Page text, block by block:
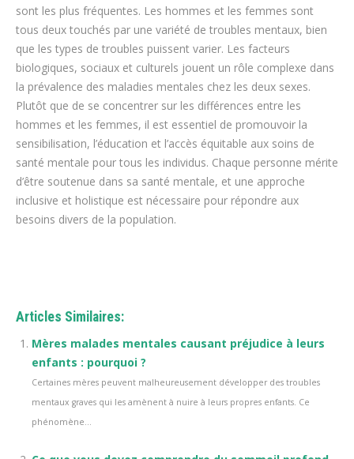
sont les plus fréquentes. Les hommes et les femmes sont
tous deux touchés par une variété de troubles mentaux, bien
que les types de troubles puissent varier. Les facteurs
biologiques, sociaux et culturels jouent un rôle complexe dans
la prévalence des maladies mentales chez les deux sexes.
Plutôt que de se concentrer sur les différences entre les
hommes et les femmes, il est essentiel de promouvoir la
sensibilisation, l’éducation et l’accès équitable aux soins de
santé mentale pour tous les individus. Chaque personne mérite
d’être soutenue dans sa santé mentale, et une approche
inclusive et holistique est nécessaire pour répondre aux
besoins divers de la population.
Articles Similaires:
Mères malades mentales causant préjudice à leurs
enfants : pourquoi ?
Certaines mères peuvent malheureusement développer des troubles
mentaux graves qui les amènent à nuire à leurs propres enfants. Ce
phénomène...